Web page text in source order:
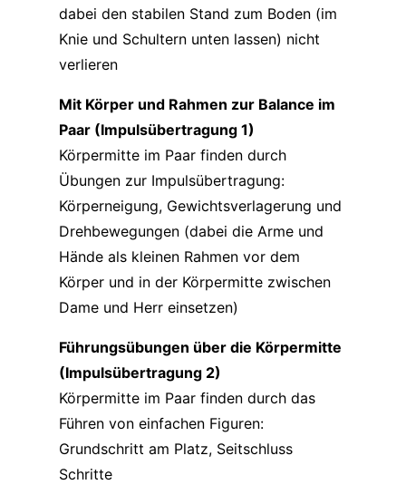
dabei den stabilen Stand zum Boden (im
Knie und Schultern unten lassen) nicht
verlieren
Mit Körper und Rahmen zur Balance im
Paar (Impulsübertragung 1)
Körpermitte im Paar finden durch
Übungen zur Impulsübertragung:
Körperneigung, Gewichtsverlagerung und
Drehbewegungen (dabei die Arme und
Hände als kleinen Rahmen vor dem
Körper und in der Körpermitte zwischen
Dame und Herr einsetzen)
Führungsübungen über die Körpermitte
(Impulsübertragung 2)
Körpermitte im Paar finden durch das
Führen von einfachen Figuren:
Grundschritt am Platz, Seitschluss
Schritte